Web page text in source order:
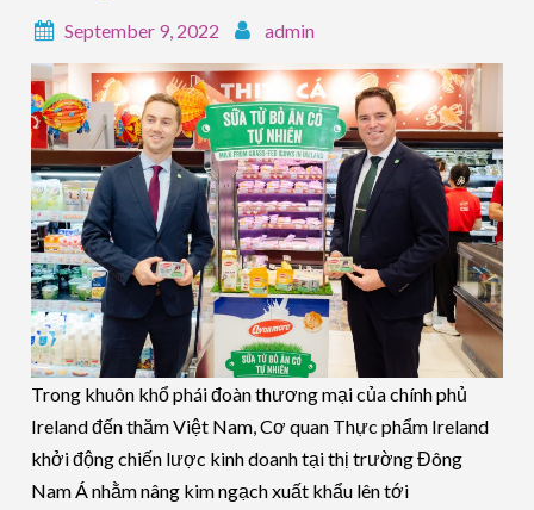
September 9, 2022 admin
Trong khuôn khổ phái đoàn thương mại của chính phủ
Ireland đến thăm Việt Nam, Cơ quan Thực phẩm Ireland
khởi động chiến lược kinh doanh tại thị trường Đông
Nam Á nhằm nâng kim ngạch xuất khẩu lên tới